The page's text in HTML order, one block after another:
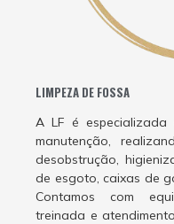
LIMPEZA DE FOSSA
A LF é especializada
manutenção,
desobstrução,
de esgoto, caixas de
Contamos com
treinada e